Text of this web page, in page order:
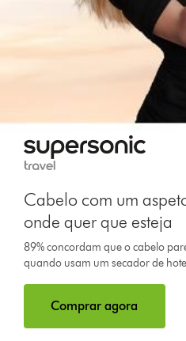
Cabelo com um
onde quer que esteja
89% concordam que o cabelo
quando usam um secador de
Comprar agora